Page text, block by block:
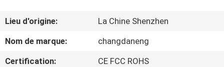
À
PROPOS
DE
Lieu d'origine:
La Chine Shenzhen
Nom de marque:
changdaneng
Certification:
CE FCC ROHS